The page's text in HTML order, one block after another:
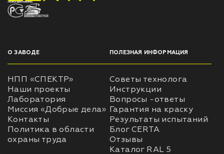
НПП «СПЕКТР» ЗАВОД ЛАКОКРАСОЧНЫХ МАТЕРИАЛОВ
О ЗАВОДЕ
НПП «СПЕКТР»
Наши проекты
Лаборатория
Миссия «Добрые дела»
Контакты
Политика в области
ПОЛЕЗНАЯ ИНФОРМАЦИЯ
Советы технолога
Инструкции
Вопросы -ответы
Гарантия на краску
Результаты испытаний
Блог CERTA
Отзывы
Каталог RAL 5